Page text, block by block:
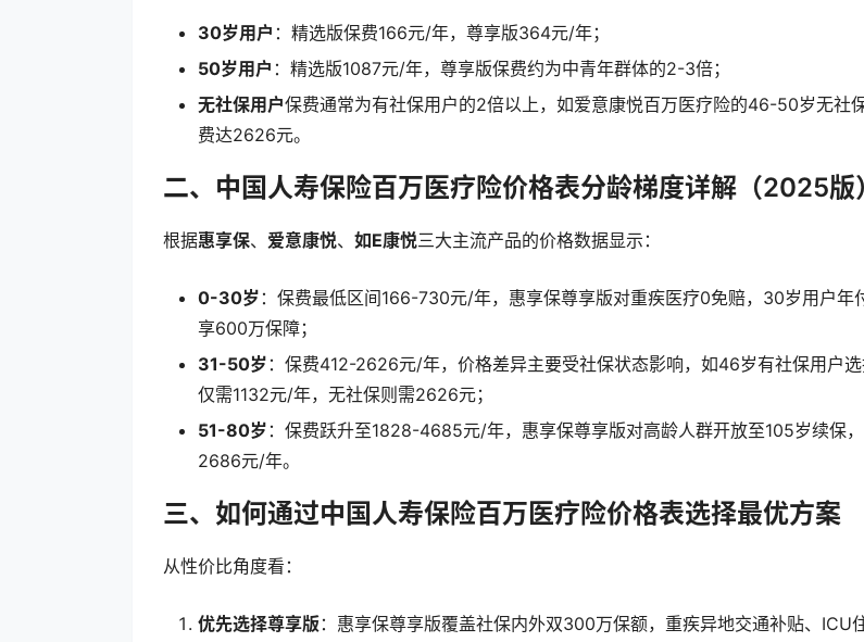
30岁用户 ：精选版保费166元/年，尊享版364元/年；
50岁用户 ：精选版1087元/年，尊享版保费约为中青年群体的2-3倍；
无社保用户保费通常为有社保用户的2倍以上，如爱意康悦百万医疗险的46-50岁无社
费达2626元。
二、中国人寿保险百万医疗险价格表分龄梯度详解（2025版
根据惠享保、 爱意康悦、 如E康悦三大主流产品的价格数据显示：
0-30岁 ：保费最低区间166-730元/年，惠享保尊享版对重疾医疗0免赔，30岁用户年
享600万保障；
31-50岁 ：保费412-2626元/年，价格差异主要受社保状态影响，如46岁有社保用户
仅需1132元/年，无社保则需2626元；
51-80岁 ：保费跃升至1828-4685元/年，惠享保尊享版对高龄人群开放至105岁续保
2686元/年。
三、如何通过中国人寿保险百万医疗险价格表选择最优方案
从性价比角度看：
优先选择尊享版：惠享保尊享版覆盖社保内外双300万保额，重疾异地交通补贴、ICU